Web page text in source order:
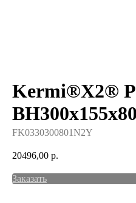
Kermi®X2®
FK0330300801N2Y
20496,00 р.
Заказать